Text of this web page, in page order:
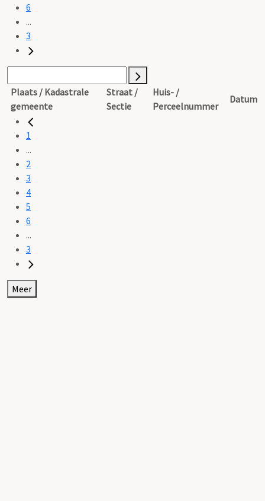
6
...
3
Plaats / Kadastrale
gemeente
Straat /
Sectie
Huis- /
Perceelnummer
Datum
1
...
2
3
4
5
6
...
3
Meer